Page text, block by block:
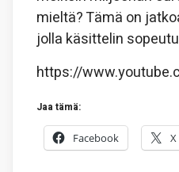
mieltä? Tämä on
jolla käsittelin
https://
Jaa tämä:
Facebook X